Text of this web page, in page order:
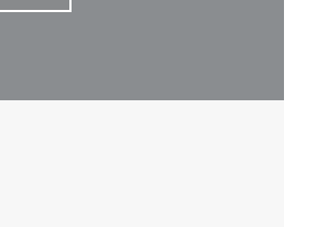
В НОВОМ ОКНЕ))